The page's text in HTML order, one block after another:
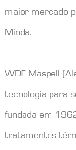
maior mercado
Minda.
WDE Maspell
tecnologia para
fundada em
tratamentos